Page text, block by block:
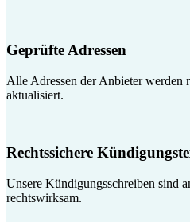
Geprüfte Adressen
Alle Adressen der Anbieter werden
aktualisiert.
Rechtssichere
Unsere Kündigungsschreiben sind
rechtswirksam.